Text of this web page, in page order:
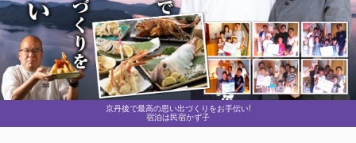
京丹後で最高の思い出づくりをお手伝い!
宿泊は民宿かず子